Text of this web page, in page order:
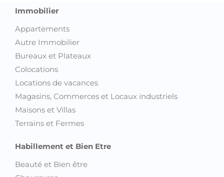
Immobilier
Appartements
Autre Immobilier
Bureaux et Plateaux
Colocations
Locations de vacances
Magasins, Commerces et Locaux industriels
Maisons et Villas
Terrains et Fermes
Habillement et Bien Etre
Beauté et Bien être